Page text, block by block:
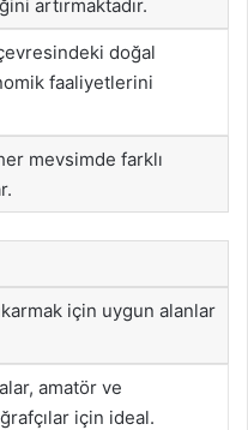
artırmaktadır.
doğal
faaliyetlerini
mevsimde farklı
için uygun alanlar
amatör ve
için ideal.